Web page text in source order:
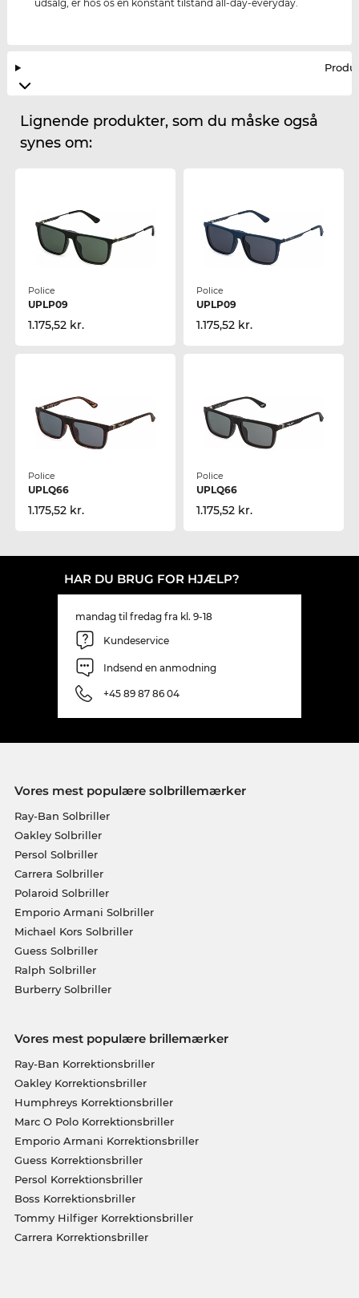
udsalg, er hos os en konstant tilstand all-day-everyday.
Lignende produkter, som du måske også
synes om:
Police
UPLP09
1.175,52 kr.
Police
UPLP09
1.175,52 kr.
Police
UPLQ66
1.175,52 kr.
Police
UPLQ66
1.175,52 kr.
HAR DU BRUG FOR HJÆLP?
mandag til fredag fra kl. 9-18
Kundeservice
Indsend en anmodning
+45 89 87 86 04
Vores mest populære solbrillemærker
Ray-Ban Solbriller
Oakley Solbriller
Persol Solbriller
Carrera Solbriller
Polaroid Solbriller
Emporio Armani Solbriller
Michael Kors Solbriller
Guess Solbriller
Ralph Solbriller
Burberry Solbriller
Vores mest populære brillemærker
Ray-Ban Korrektionsbriller
Oakley Korrektionsbriller
Humphreys Korrektionsbriller
Marc O Polo Korrektionsbriller
Emporio Armani Korrektionsbriller
Guess Korrektionsbriller
Persol Korrektionsbriller
Boss Korrektionsbriller
Tommy Hilfiger Korrektionsbriller
Carrera Korrektionsbriller